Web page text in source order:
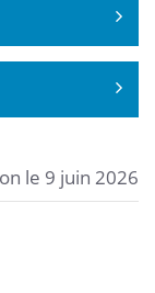
le 9 juin 2026